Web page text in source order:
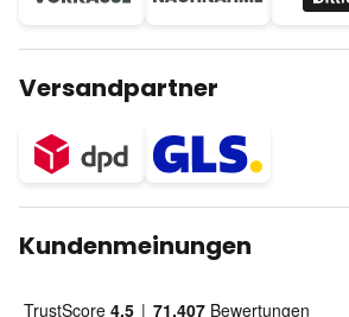
Versandpartner
Kundenmeinungen